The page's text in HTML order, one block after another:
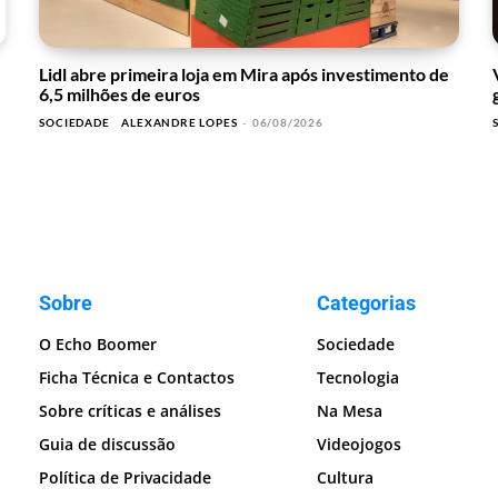
Lidl abre primeira loja em Mira após investimento de
6,5 milhões de euros
SOCIEDADE ALEXANDRE LOPES - 06/08/2026
Sobre
O Echo Boomer
Ficha Técnica e Contactos
Sobre críticas e análises
Guia de discussão
Política de Privacidade
Categorias
Sociedade
Tecnologia
Na Mesa
Videojogos
Cultura